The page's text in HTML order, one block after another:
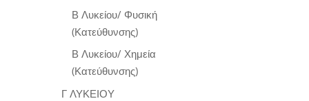
Β Λυκείου/ Φυσική
(Κατεύθυνσης)
Β Λυκείου/ Χημεία
(Κατεύθυνσης)
Γ ΛΥΚΕΙΟΥ